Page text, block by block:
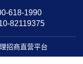
618-1990
82119375
招商直营平台